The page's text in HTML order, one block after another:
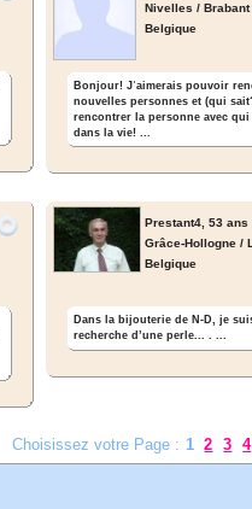
Nivelles /
Belgique
Bonjour! Jʾaimerais pouvoir
nouvelles personnes et (qui
rencontrer la personne avec qui
dans la vie! ...
Prestant4, 53 ans
Grâce-Hollogne /
Belgique
Dans la bijouterie de N-D, je
recherche d’une perle... . ...
Choisissez votre Page : 1 2 3 4